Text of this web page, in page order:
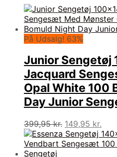
På Udsalg! 63%
Junior Sengetøj
Jacquard
Opal White 100
Day Junior
399,95kr. Den
oprindelige
pris
149,95 kr.
pris